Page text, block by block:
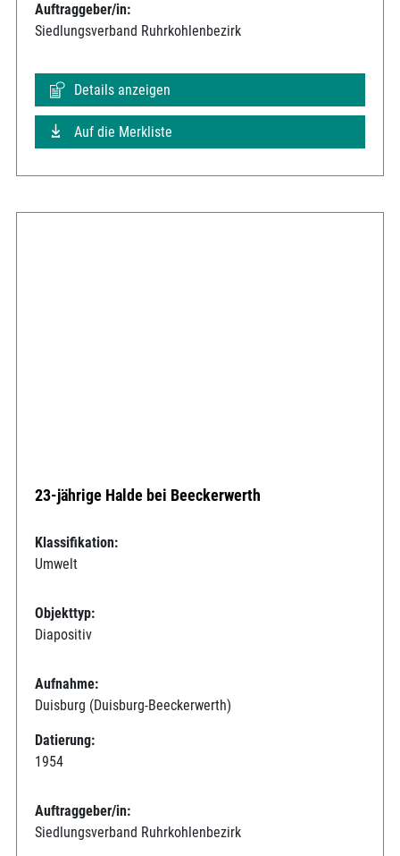
Auftraggeber/in:
Siedlungsverband Ruhrkohlenbezirk
Details anzeigen
Auf die Merkliste
23-jährige Halde bei Beeckerwerth
Klassifikation:
Umwelt
Objekttyp:
Diapositiv
Aufnahme:
Duisburg (Duisburg-Beeckerwerth)
Datierung:
1954
Auftraggeber/in:
Siedlungsverband Ruhrkohlenbezirk